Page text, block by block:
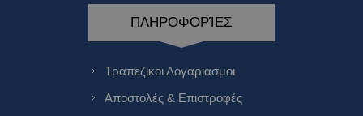
ΠΛΗΡΟΦΟΡΊΕΣ
Τραπεζικοι Λογαριασμοι
Αποστολές & Επιστροφές